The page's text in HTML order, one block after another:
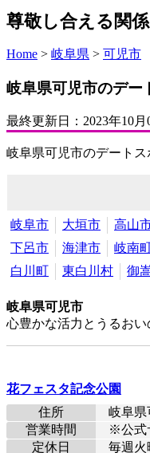
尊敬し合える関
Home > 岐阜県 > 可児市
岐阜県可児市のデー
最終更新日： 2023年10月
岐阜県可児市のデート
岐阜市 大垣市 高山
下呂市
海津市 岐南
白川町
東白川村 御
岐阜県可児市
心豊かな活力とうるお
花フェスタ記念公園
住所
岐阜県
営業時間
※公式
定休日
毎週火